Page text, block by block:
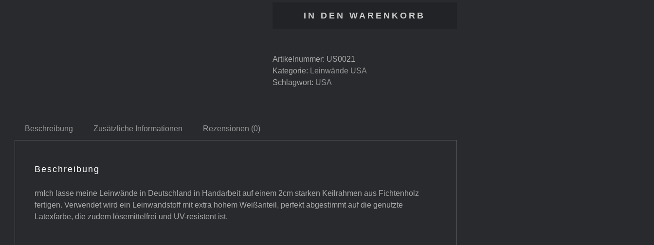
Rainier
IN DEN WARENKORB
Artikelnummer: US0021
Kategorie: Leinwände USA
Schlagwort: USA
Beschreibung Zusätzliche Informationen Rezensionen (0)
Beschreibung
rmIch lasse meine Leinwände in Deutschland in Handarbeit auf einem 2cm starken Keilrahmen aus Fichtenholz
fertigen. Verwendet wird ein Leinwandstoff mit extra hohem Weißanteil, perfekt abgestimmt auf die genutzte
Latexfarbe, die zudem lösemittelfrei und UV-resistent ist.